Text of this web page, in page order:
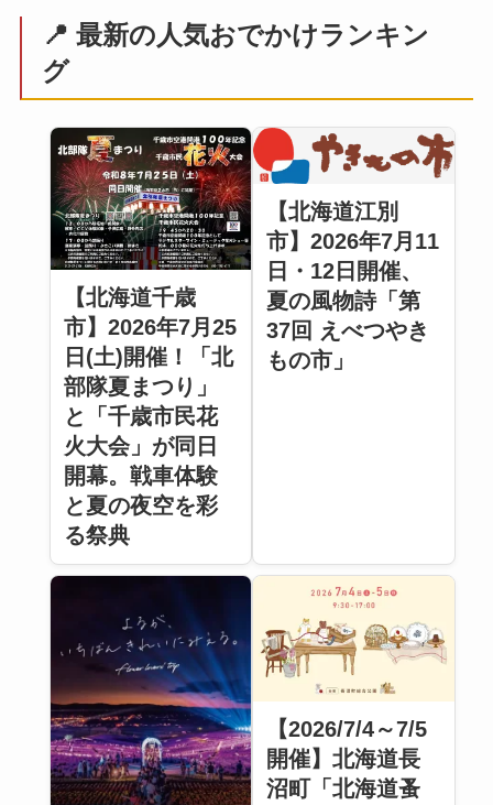
📍 最新の人気おでかけランキン
グ
【北海道千歳
市】2026年7月25
日(土)開催！「北
部隊夏まつり」
と「千歳市民花
火大会」が同日
開幕。戦車体験
と夏の夜空を彩
る祭典
【北海道江別
市】2026年7月11
日・12日開催、
夏の風物詩「第
37回 えべつやき
もの市」
【2026/7/4～7/5
開催】北海道長
沼町「北海道蚤